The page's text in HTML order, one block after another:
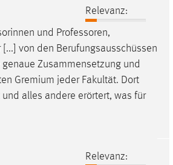
Relevanz:
und Professoren,
von den Berufungsausschüssen
genaue Zusammensetzung und
Gremium jeder Fakultät. Dort
alles andere erörtert, was für
Relevanz: